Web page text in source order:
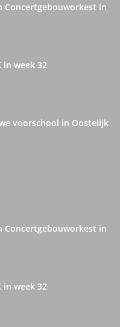
Concertgebouworkest in
in week 32
voorschool in Oostelijk
Concertgebouworkest in
in week 32